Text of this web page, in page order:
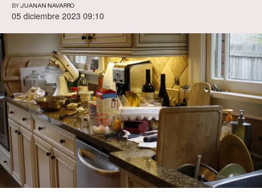
BY JUANAN NAVARRO
05 diciembre 2023 09:10